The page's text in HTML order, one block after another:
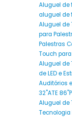
Aluguel de
aluguel de
Aluguel de
para
Palestras
Touch
Aluguel de
de LED e
Auditórios
32''ATE
Aluguel de
Tecnologia